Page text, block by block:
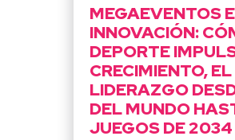
MEGAEVENTOS E
INNOVACIÓN:
DEPORTE
CRECIMIENTO,
LIDERAZGO
DEL MUNDO
JUEGOS DE 2034